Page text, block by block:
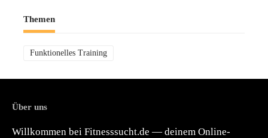
Themen
Funktionelles Training
Über uns
Willkommen bei Fitnesssucht.de — deinem Online-